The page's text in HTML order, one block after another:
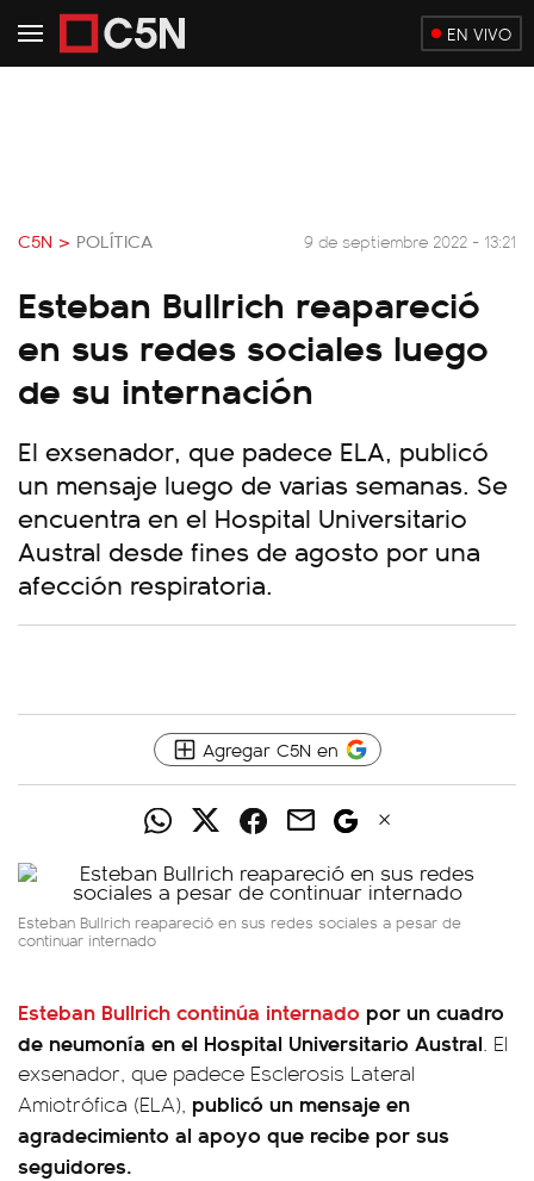
EN VIVO
C5N > POLÍTICA 9 de septiembre 2022 - 13:21
Esteban Bullrich reapareció
en sus redes sociales luego
de su internación
El exsenador, que padece ELA, publicó
un mensaje luego de varias semanas. Se
encuentra en el Hospital Universitario
Austral desde fines de agosto por una
afección respiratoria.
Agregar C5N en
Esteban Bullrich reapareció en sus redes sociales a pesar de
continuar internado
Esteban Bullrich continúa internado por un cuadro
de neumonía en el Hospital Universitario Austral. El
exsenador, que padece Esclerosis Lateral
Amiotrófica (ELA), publicó un mensaje en
agradecimiento al apoyo que recibe por sus
seguidores.